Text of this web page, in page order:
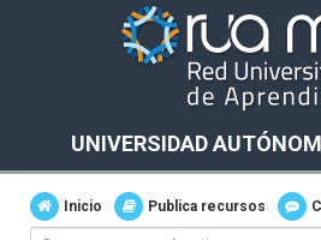
UNIVERSIDAD
Inicio Publica recursos